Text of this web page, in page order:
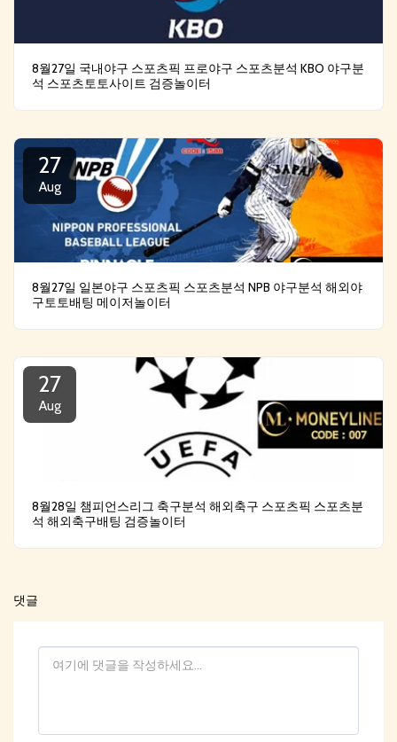
8월27일 국내야구 스포츠픽 프로야구 스포츠분석 KBO 야구분
석 스포츠토토사이트 검증놀이터
27
Aug
8월27일 일본야구 스포츠픽 스포츠분석 NPB 야구분석 해외야
구토토배팅 메이저놀이터
27
Aug
8월28일 챔피언스리그 축구분석 해외축구 스포츠픽 스포츠분
석 해외축구배팅 검증놀이터
댓글